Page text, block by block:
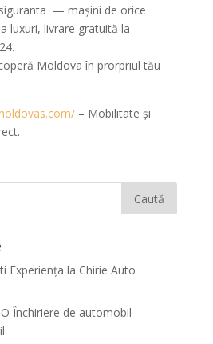
— mașini de orice
luxuri, livrare gratuită la
Moldova în prorpriul tău
– Mobilitate și
Experiența la Chirie Auto
Închiriere de automobil